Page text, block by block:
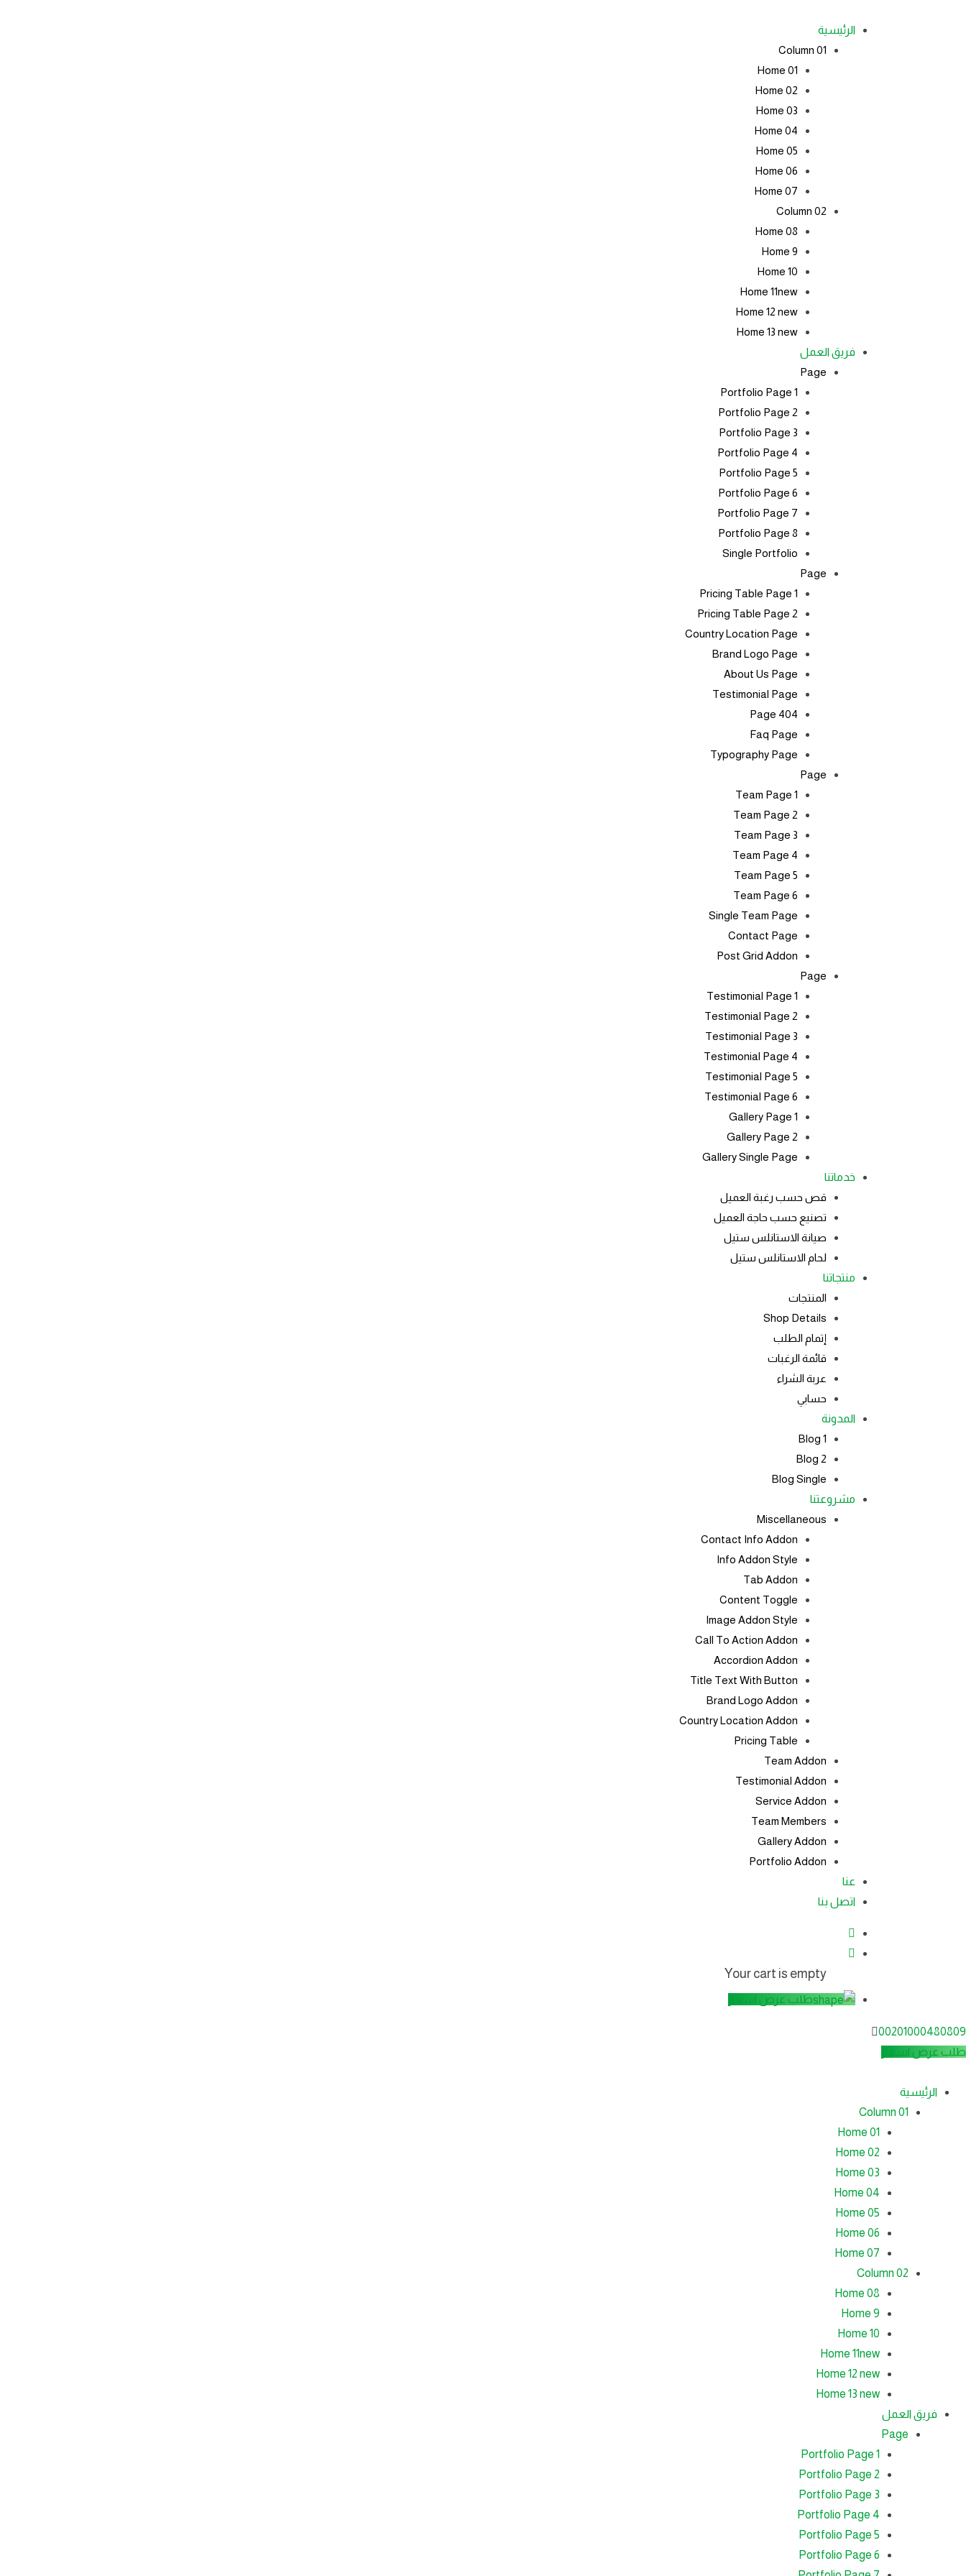
الرئيسية
Column 01
Home 01
Home 02
Home 03
Home 04
Home 05
Home 06
Home 07
Column 02
Home 08
Home 9
Home 10
Home 11new
Home 12 new
Home 13 new
فريق العمل
Page
Portfolio Page 1
Portfolio Page 2
Portfolio Page 3
Portfolio Page 4
Portfolio Page 5
Portfolio Page 6
Portfolio Page 7
Portfolio Page 8
Single Portfolio
Page
Pricing Table Page 1
Pricing Table Page 2
Country Location Page
Brand Logo Page
About Us Page
Testimonial Page
404 Page
Faq Page
Typography Page
Page
Team Page 1
Team Page 2
Team Page 3
Team Page 4
Team Page 5
Team Page 6
Single Team Page
Contact Page
Post Grid Addon
Page
Testimonial Page 1
Testimonial Page 2
Testimonial Page 3
Testimonial Page 4
Testimonial Page 5
Testimonial Page 6
Gallery Page 1
Gallery Page 2
Gallery Single Page
خدماتنا
قص حسب رغبة العميل
تصنيع حسب حاجة العميل
صيانة الاستانلس ستيل
لحام الاستانلس ستيل
منتجاتنا
المنتجات
Shop Details
إتمام الطلب
قائمة الرغبات
عربة الشراء
حسابي
المدونة
Blog 1
Blog 2
Blog Single
مشروعتنا
Miscellaneous
Contact Info Addon
Info Addon Style
Tab Addon
Content Toggle
Image Addon Style
Call To Action Addon
Accordion Addon
Title Text With Button
Brand Logo Addon
Country Location Addon
Pricing Table
Team Addon
Testimonial Addon
Service Addon
Team Members
Gallery Addon
Portfolio Addon
عنا
اتصل بنا
Your cart is empty
طلب عرض اسعار
00201000480809
طلب عرض اسعار
الرئيسية
Column 01
Home 01
Home 02
Home 03
Home 04
Home 05
Home 06
Home 07
Column 02
Home 08
Home 9
Home 10
Home 11new
Home 12 new
Home 13 new
فريق العمل
Page
Portfolio Page 1
Portfolio Page 2
Portfolio Page 3
Portfolio Page 4
Portfolio Page 5
Portfolio Page 6